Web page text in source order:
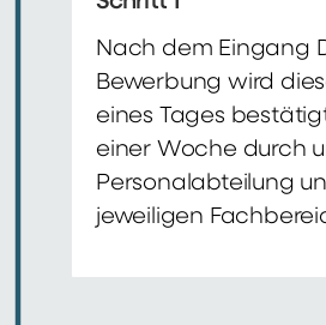
Nach dem Eingang
Bewerbung wird
eines Tages
einer Woche durch
Personalabteilung
jeweiligen